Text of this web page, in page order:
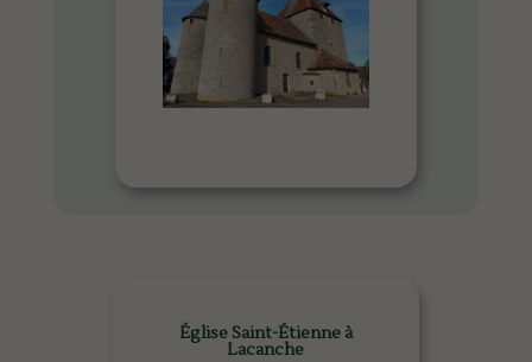
Église Saint-Étienne à
Lacanche